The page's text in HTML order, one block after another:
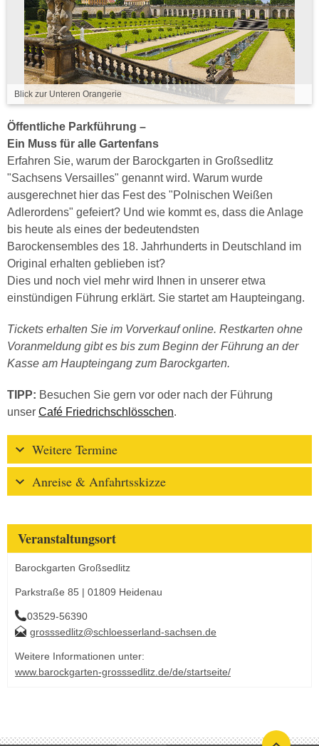
Blick zur Unteren Orangerie
Öffentliche Parkführung –
Ein Muss für alle Gartenfans
Erfahren Sie, warum der Barockgarten in Großsedlitz
"Sachsens Versailles" genannt wird. Warum wurde
ausgerechnet hier das Fest des "Polnischen Weißen
Adlerordens" gefeiert? Und wie kommt es, dass die Anlage
bis heute als eines der bedeutendsten
Barockensembles des 18. Jahrhunderts in Deutschland im
Original erhalten geblieben ist?
Dies und noch viel mehr wird Ihnen in unserer etwa
einstündigen Führung erklärt. Sie startet am Haupteingang.
Tickets erhalten Sie im Vorverkauf online. Restkarten ohne
Voranmeldung gibt es bis zum Beginn der Führung an der
Kasse am Haupteingang zum Barockgarten.
TIPP: Besuchen Sie gern vor oder nach der Führung
unser Café Friedrichschlösschen.
Weitere Termine
Anreise & Anfahrtsskizze
Veranstaltungsort
Barockgarten Großsedlitz
Parkstraße 85 | 01809 Heidenau
03529-56390
grosssedlitz@schloesserland-sachsen.de
Weitere Informationen unter:
www.barockgarten-grosssedlitz.de/de/startseite/